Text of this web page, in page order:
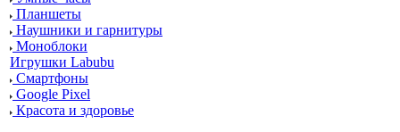
Планшеты
Наушники и гарнитуры
Моноблоки
Игрушки Labubu
Смартфоны
Google Pixel
Красота и здоровье